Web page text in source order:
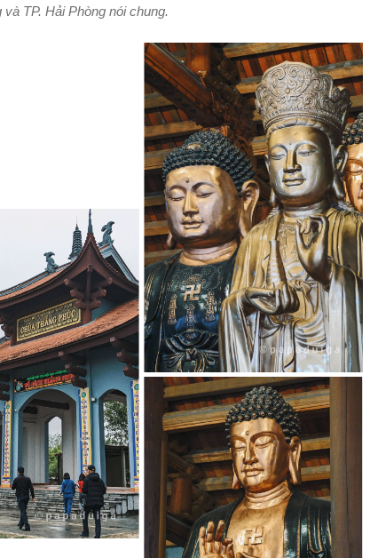
và TP. Hải Phòng nói chung.